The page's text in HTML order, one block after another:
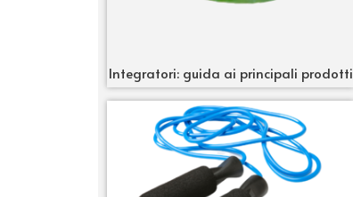
Integratori: guida ai principali prodotti